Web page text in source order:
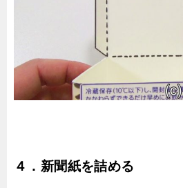
４．新聞紙を詰める